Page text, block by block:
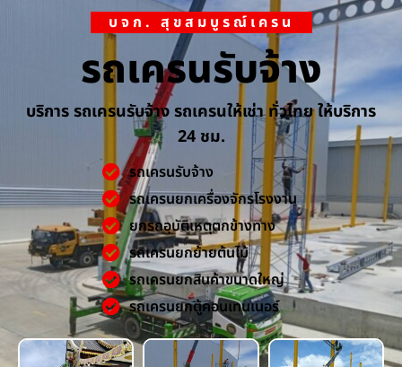
บจก. สุขสมบูรณ์เครน
รถเครนรับจ้าง
บริการ รถเครนรับจ้าง รถเครนให้เช่า ทั่วไทย ให้บริการ
24 ชม.
รถเครนรับจ้าง
รถเครนยกเครื่องจักรโรงงาน
ยกรถอุบัติเหตุตกข้างทาง
รถเครนยกย้ายต้นไม้
รถเครนยกสินค้าขนาดใหญ่
รถเครนยกตู้คอนเทนเนอร์